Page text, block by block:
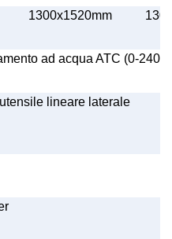
1300x1520mm 1
ad acqua ATC (0-
lineare laterale